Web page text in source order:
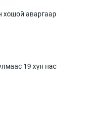
хошой аваргаар
19 хүн нас